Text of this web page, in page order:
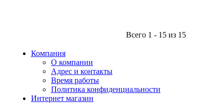
Всего 1 - 15 из 15
Компания
О компании
Адрес и контакты
Время работы
Политика конфиденциальности
Интернет магазин